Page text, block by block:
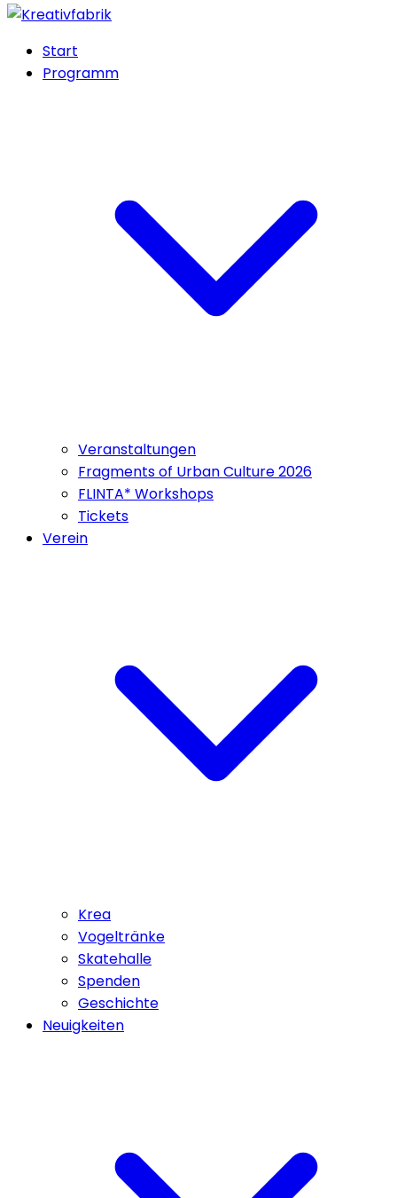
Start
Programm
Veranstaltungen
Fragments of Urban Culture 2026
FLINTA* Workshops
Tickets
Verein
Krea
Vogeltränke
Skatehalle
Spenden
Geschichte
Neuigkeiten